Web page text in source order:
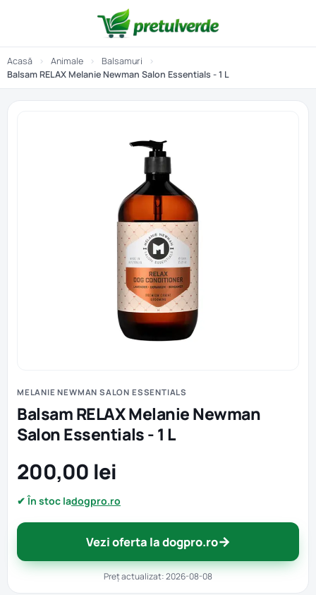
Acasă › Animale › Balsamuri
›
Balsam RELAX Melanie Newman Salon Essentials - 1 L
MELANIE NEWMAN SALON ESSENTIALS
Balsam RELAX Melanie Newman
Salon Essentials - 1 L
200,00 lei
✔ În stoc ladogpro.ro
Vezi oferta la dogpro.ro→
Preț actualizat: 2026-08-08